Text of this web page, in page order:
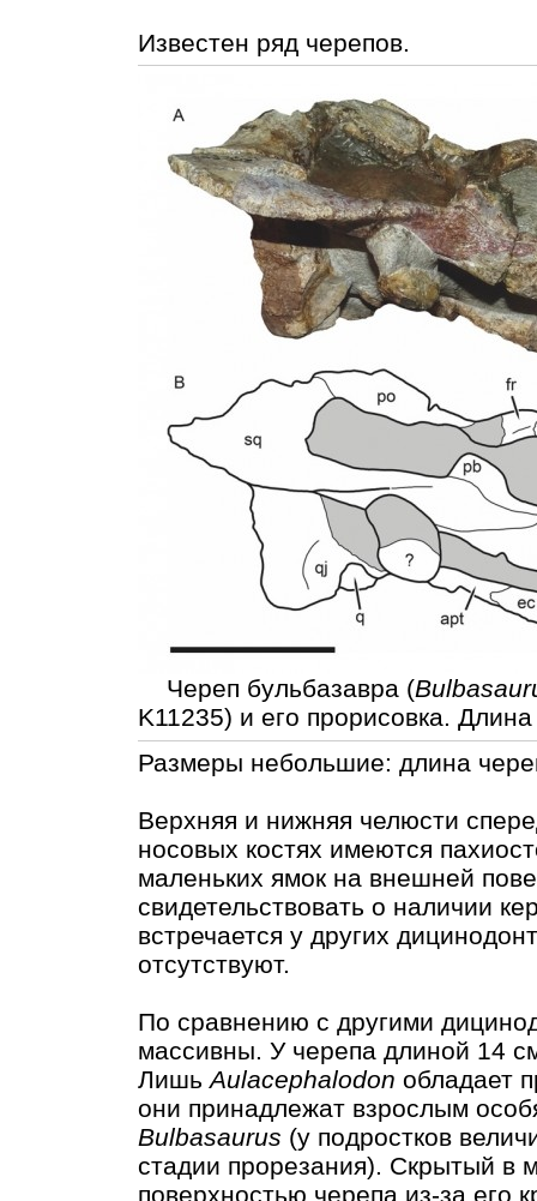
Известен ряд черепов.
Череп бульбазавра (
K11235) и его прорисовка.
Размеры небольшие: длина
Верхняя и нижняя челюсти
носовых костях имеются
маленьких ямок на внешней
свидетельствовать о наличии
встречается у других
отсутствуют.
По сравнению с другими
массивны. У черепа длиной 14
ЛишьAulacephalodon обладает
они принадлежат взрослым
Bulbasaurus (у подростков
стадии прорезания). Скрытый в
поверхностью черепа из-за его